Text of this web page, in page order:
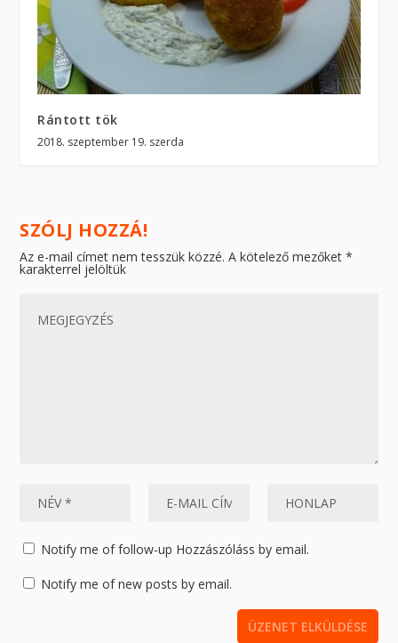
Rántott tök
2018. szeptember 19. szerda
SZÓLJ HOZZÁ!
Az e-mail címet nem tesszük közzé. A kötelező mezőket*
karakterrel jelöltük
Notify me of follow-up Hozzászóláss by email.
Notify me of new posts by email.